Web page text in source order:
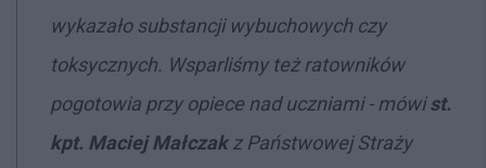
wykazało substancji wybuchowych czy
toksycznych. Wsparliśmy też ratowników
pogotowia przy opiece nad uczniami - mówist.
kpt. Maciej Małczakz Państwowej Straży